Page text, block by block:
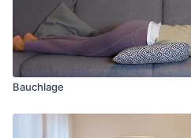
Bauchlage